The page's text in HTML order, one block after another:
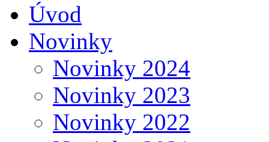
Úvod
Novinky
Novinky 2024
Novinky 2023
Novinky 2022